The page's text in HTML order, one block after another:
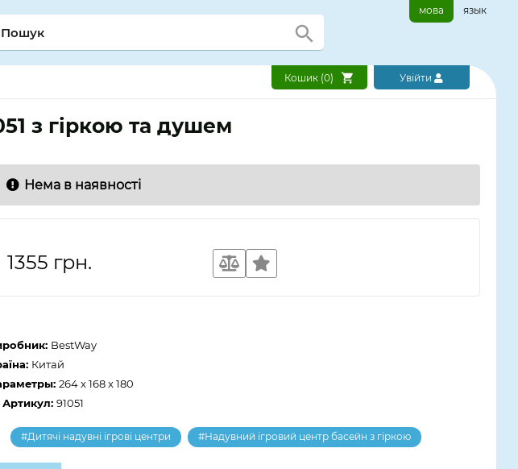
мова язык
Кошик (0) Увійти
з гіркою та душем
Нема в наявності
1355 грн.
BestWay
Китай
264 x 168 x 180
Артикул: 91051
#Дитячі надувні ігрові центри #Надувний ігровий центр басейн з гіркою